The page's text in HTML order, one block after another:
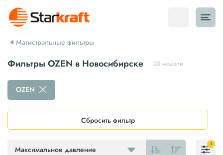
Магистральные фильтры
Фильтры OZEN в Новосибирске 23 модели
Максимальное давление
OZEN
Сбросить фильтр
1